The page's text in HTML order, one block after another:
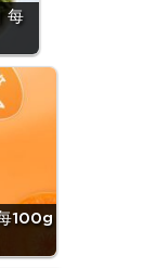
每
100g